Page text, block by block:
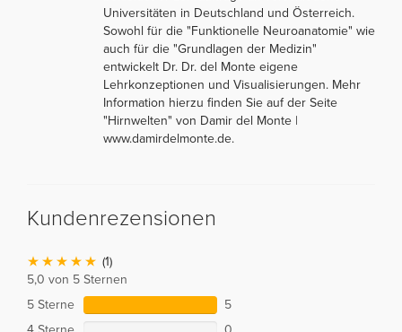
Universitäten in Deutschland und Österreich.
Sowohl für die "Funktionelle Neuroanatomie" wie
auch für die "Grundlagen der Medizin"
entwickelt Dr. Dr. del Monte eigene
Lehrkonzeptionen und Visualisierungen. Mehr
Information hierzu finden Sie auf der Seite
"Hirnwelten" von Damir del Monte |
www.damirdelmonte.de.
Kundenrezensionen
(1)
5,0 von 5 Sternen
5 Sterne
5